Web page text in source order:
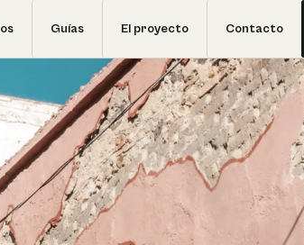
Guías El proyecto Contacto